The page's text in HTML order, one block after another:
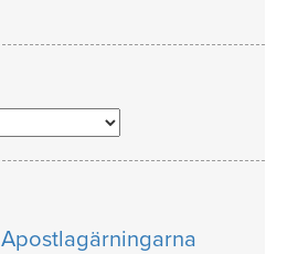
Apostlagärningarna